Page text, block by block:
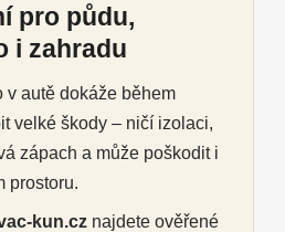
pro půdu,
i zahradu
v autě dokáže během
velké škody – ničí izolaci,
zápach a může poškodit i
prostoru.
kun.cz najdete ověřené